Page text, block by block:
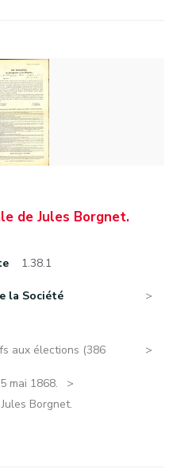
de Jules Borgnet.
1.38.1
la Société
aux élections (386
mai 1868.
Borgnet.